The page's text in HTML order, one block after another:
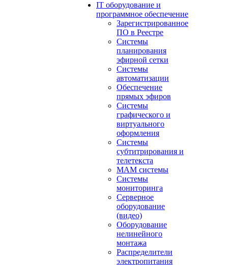
IT оборудование и
программное обеспечение
Зарегистрированное
ПО в Реестре
Системы
планирования
эфирной сетки
Системы
автоматизации
Обеспечение
прямых эфиров
Системы
графического и
виртуального
оформления
Системы
субтитрирования и
телетекста
MAM системы
Системы
мониторинга
Серверное
оборудование
(видео)
Оборудование
нелинейного
монтажа
Распределители
электропитания